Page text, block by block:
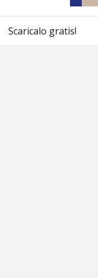
Scaricalo gratis!